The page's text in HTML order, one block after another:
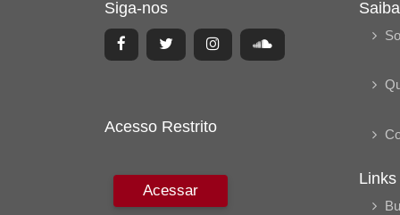
Siga-nos
Acesso Restrito
Acessar